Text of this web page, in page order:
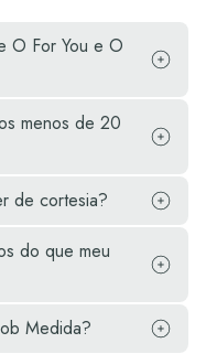
O For You e O
menos de 20
de cortesia?
do que meu
Medida?